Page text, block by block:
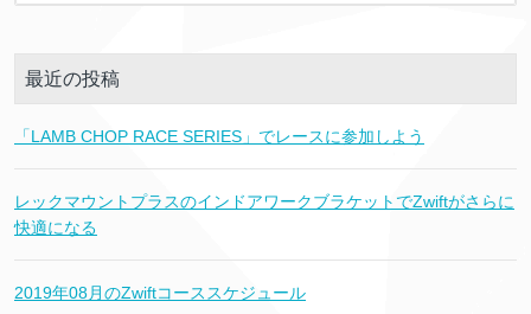
最近の投稿
「LAMB CHOP RACE SERIES」でレースに参加しよう
レックマウントプラスのインドアワークブラケットでZwiftがさらに
快適になる
2019年08月のZwiftコーススケジュール